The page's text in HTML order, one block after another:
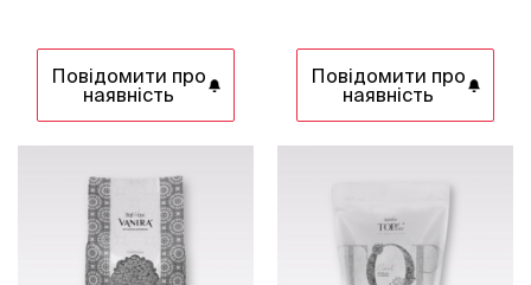
Повідомити про
наявність
Повідомити про
наявність